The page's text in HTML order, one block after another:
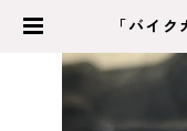
「バイ